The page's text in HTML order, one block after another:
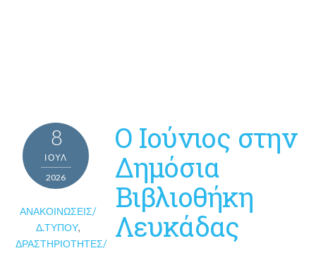
8
ΙΟΎΛ
2026
ΑΝΑΚΟΙΝΏΣΕΙΣ/
Δ.ΤΎΠΟΥ,
ΔΡΑΣΤΗΡΙΌΤΗΤΕΣ/
O Ιούνιος στην
Δημόσια
Βιβλιοθήκη
Λευκάδας